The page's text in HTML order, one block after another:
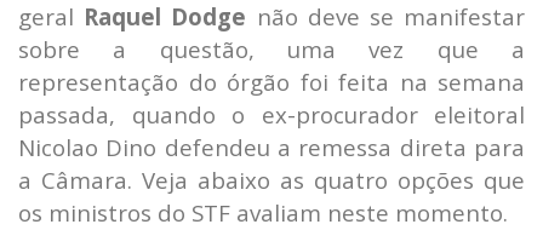
geral Raquel Dodge não deve se manifestar
sobre a questão, uma vez que a
representação do órgão foi feita na semana
passada, quando o ex-procurador eleitoral
Nicolao Dino defendeu a remessa direta para
a Câmara. Veja abaixo as quatro opções que
os ministros do STF avaliam neste momento.